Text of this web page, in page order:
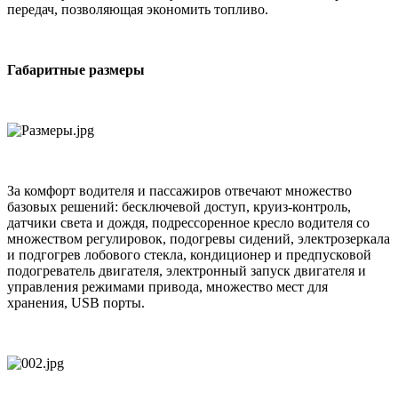
передач, позволяющая экономить топливо.
Габаритные размеры
За комфорт водителя и пассажиров отвечают множество
базовых решений: бесключевой доступ, круиз-контроль,
датчики света и дождя, подрессоренное кресло водителя со
множеством регулировок, подогревы сидений, электрозеркала
и подгогрев лобового стекла, кондиционер и предпусковой
подогреватель двигателя, электронный запуск двигателя и
управления режимами привода, множество мест для
хранения, USB порты.